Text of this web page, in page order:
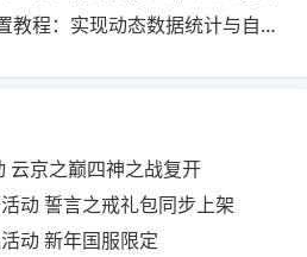
：实现动态数据统计与自动更新
云京之巅四神之战复开
动 誓言之戒礼包同步上架
动 新年国服限定